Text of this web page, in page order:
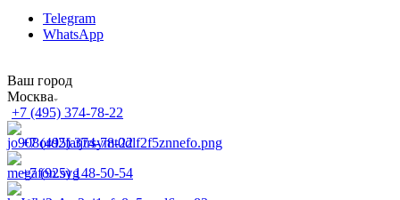
Telegram
WhatsApp
Ваш город
Москва
+7 (495) 374-78-22
+7 (495) 374-78-22
+7 (925) 148-50-54